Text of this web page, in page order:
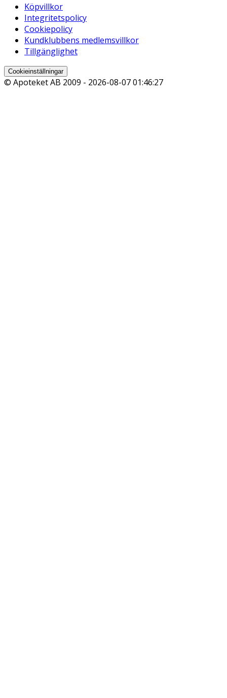
Köpvillkor
Integritetspolicy
Cookiepolicy
Kundklubbens medlemsvillkor
Tillgänglighet
Cookieinställningar
© Apoteket AB 2009 - 2026-08-07 01:46:27